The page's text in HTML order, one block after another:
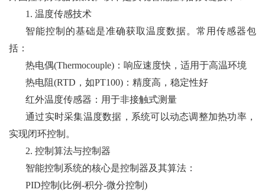
1. 温度传感技术
智能控制的基础是准确获取温度数据。常用传感器包
括：
热电偶(Thermocouple)：响应速度快，适用于高温环境
热电阻(RTD，如PT100)：精度高，稳定性好
红外温度传感器：用于非接触式测量
通过实时采集温度数据，系统可以动态调整加热功率，
实现闭环控制。
2. 控制算法与控制器
智能控制系统的核心是控制器及其算法：
PID控制(比例-积分-微分控制)